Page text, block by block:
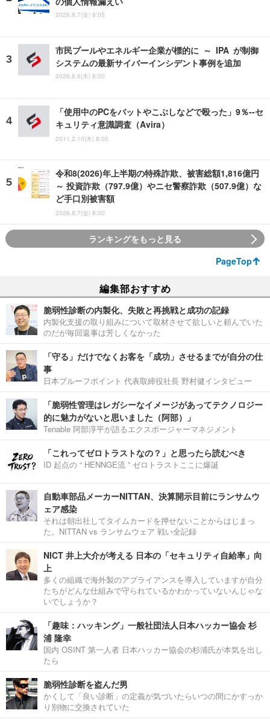
2026.8.7(金) 8:05
市民プールやエネルギー企業が標的に ～ IPA が制御
システムの最新サイバーインシデント事例を追加
2026.8.6(木) 8:00
「使用中のPCをバットやこぶしなどで殴った」9％--セ
キュリティ意識調査（Avira）
2011.2.10(木) 8:00
令和8(2026)年上半期の特殊詐欺、被害総額1,816億円
～ 投資詐欺（797.9億）やニセ警察詐欺（507.9億）な
ど手口別被害額
2026.8.7(金) 8:00
ランキングをもっと見る
PageTop
編集部おすすめ
脆弱性診断の内製化、失敗と再挑戦と成功の記録
内製化支援の取り組みについて取材させて欲しいと頼んでいた
のだが毎回返事は芳しくなかった
「守る」だけでなくお客を「成功」させるまでが自分の仕
事
日本プルーフポイント 代表取締役社長 野村健インタビュー
「脆弱性管理はレガシーなイメージがあってテクノロジー
的に魅力がないと思いました（阿部）」
Tenable 阿部淳平が語るエクスポージャーマネジメント
「これってゼロトラストなの？」と思ったら読むべき
ID 起点の “ HENNGE流 ” ゼロトラストここに爆誕
自動車部品メーカーNITTAN、決算開示目前にランサムウ
ェア感染
それは朝出社してタイムカードを押せないことからはじまっ
た。NITTAN vs ランサムウェア 戦い全記録
NICT 井上大介が考える 日本の「セキュリティ自給率」向
上
多くの組織で海外製のアプライアンスを導入していますが自分
たちがどんな仕組みで守られているかわかっていないんじゃな
いでしょうか？
「趣味：ハッキング」一般社団法人日本ハッカー協会 杉
浦 隆幸
国内 OSINT 第一人者 日本ハッカー協会の杉浦氏が本気を出し
たら
脆弱性診断を盗んだ男
かくして「良い診断」の定義が気づいたらいつの間にかすっか
り別物に交換されていた